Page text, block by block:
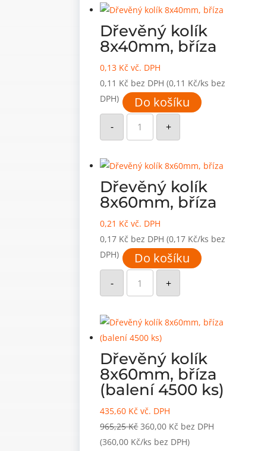
Dřevěný kolík
8x40mm, bříza
0,13 Kč vč. DPH
0,11 Kč bez DPH (0,11 Kč/ks bez
DPH)
Do košíku
-
Dřevěný
kolík
8x40mm,
bříza
+
Dřevěný kolík
8x60mm, bříza
0,21 Kč vč. DPH
0,17 Kč bez DPH (0,17 Kč/ks bez
DPH)
Do košíku
-
Dřevěný
kolík
8x60mm,
bříza
+
Dřevěný kolík
8x60mm, bříza
(balení 4500 ks)
435,60 Kč vč. DPH
965,25KčPůvodní
cena
360,00 Kč Aktuální
cena
bez DPH
(360,00 Kč/ks bez DPH)